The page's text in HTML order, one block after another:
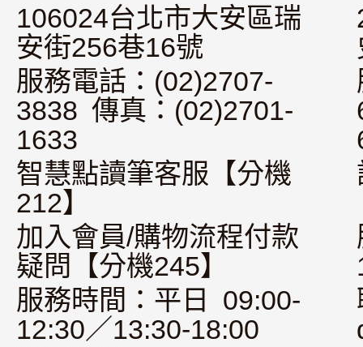
106024台北市大安區瑞
安街256巷16號
服務電話：(02)2707-
3838 傳真：(02)2701-
1633
智慧點讀筆客服【分機
212】
加入會員/購物流程付款
疑問【分機245】
服務時間：平日 09:00-
12:30／13:30-18:00